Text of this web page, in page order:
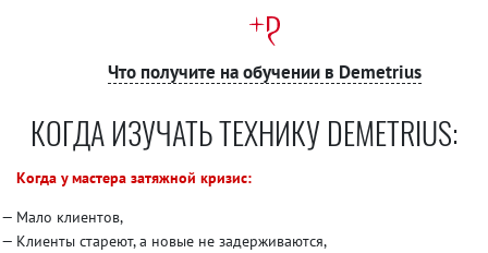
Что получите на обучении в Demetrius
КОГДА ИЗУЧАТЬ ТЕХНИКУ DEMETRIUS:
Когда у мастера затяжной кризис:
Мало клиентов,
Клиенты стареют, а новые не задерживаются,